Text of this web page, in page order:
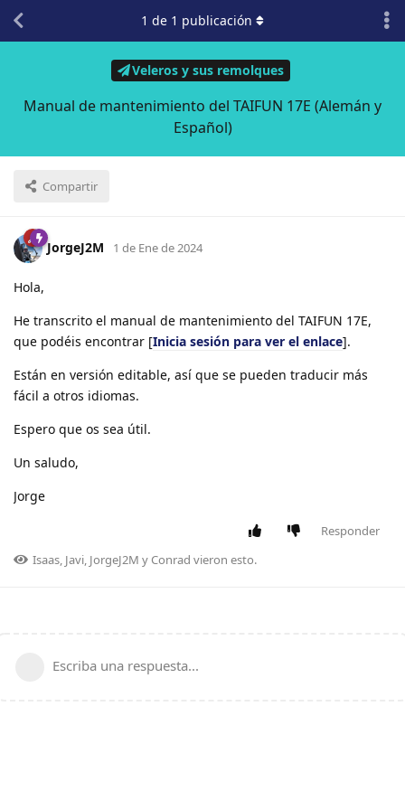
Veleros y sus remolques
Manual de mantenimiento del TAIFUN 17E (Alemán y
Español)
Compartir
1 de 1 publicación
JorgeJ2M 1 de Ene de 2024
Hola,
He transcrito el manual de mantenimiento del TAIFUN 17E,
que podéis encontrar [Inicia sesión para ver el enlace].
Están en versión editable, así que se pueden traducir más
fácil a otros idiomas.
Espero que os sea útil.
Un saludo,
Jorge
Responder
Isaas, Javi, JorgeJ2M y Conrad vieron esto.
Escriba una respuesta...